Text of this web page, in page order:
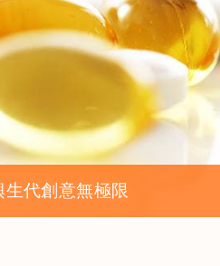
造整線人才培育基地揭牌